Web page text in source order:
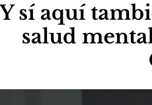
sí aquí
salud